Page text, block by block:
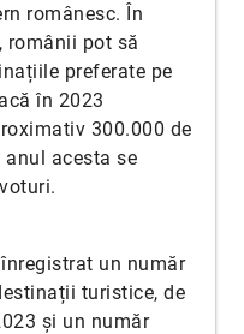
românesc. În
românii pot să
preferate pe
în 2023
300.000 de
acesta se
un număr
turistice, de
și un număr